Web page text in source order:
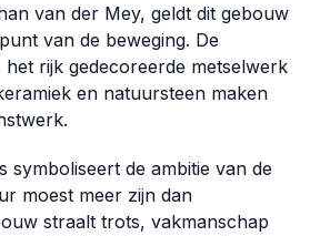
van der Mey, geldt dit gebouw
van de beweging. De
rijk gedecoreerde metselwerk
en natuursteen maken
symboliseert de ambitie van de
moest meer zijn dan
straalt trots, vakmanschap